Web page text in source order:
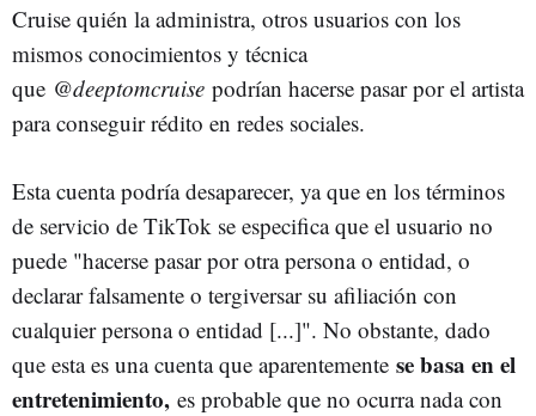
Cruise quién la administra, otros usuarios con los
mismos conocimientos y técnica
que @deeptomcruise podrían hacerse pasar por el artista
para conseguir rédito en redes sociales.
Esta cuenta podría desaparecer, ya que en los términos
de servicio de TikTok se especifica que el usuario no
puede "hacerse pasar por otra persona o entidad, o
declarar falsamente o tergiversar su afiliación con
cualquier persona o entidad [...]". No obstante, dado
que esta es una cuenta que aparentemente se basa en el
entretenimiento, es probable que no ocurra nada con